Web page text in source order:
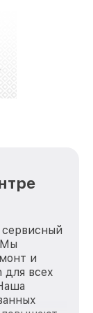
в
и
Мы
и
для всех